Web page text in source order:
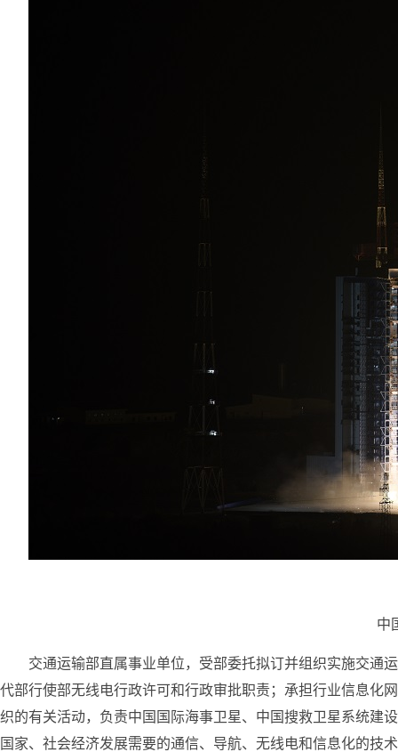
中
交通运输部直属事业单位，受部委托拟订并组织实施交通
代部行使部无线电行政许可和行政审批职责；承担行业信息化
织的有关活动，负责中国国际海事卫星、中国搜救卫星系统建
国家、社会经济发展需要的通信、导航、无线电和信息化的技